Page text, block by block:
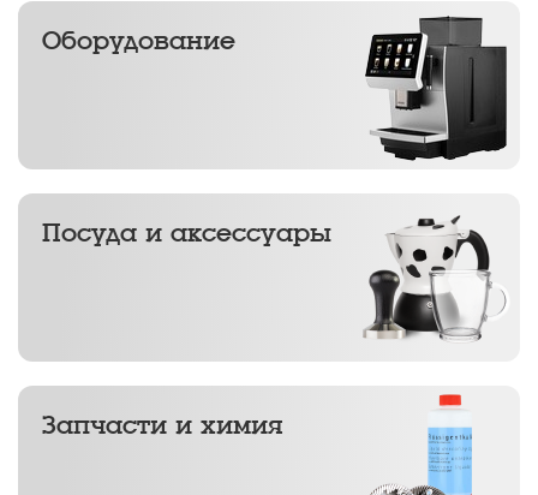
Оборудование
Посуда и аксессуары
Запчасти и химия